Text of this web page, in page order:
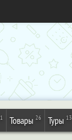
Товары 26 Туры 13